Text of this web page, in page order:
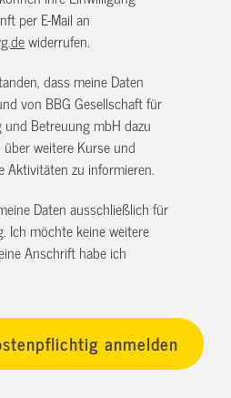
per E-Mail an
widerrufen.
dass meine Daten
von BBG Gesellschaft für
Betreuung mbH dazu
weitere Kurse und
Aktivitäten zu informieren.
Daten ausschließlich für
Ich möchte keine weitere
Anschrift habe ich